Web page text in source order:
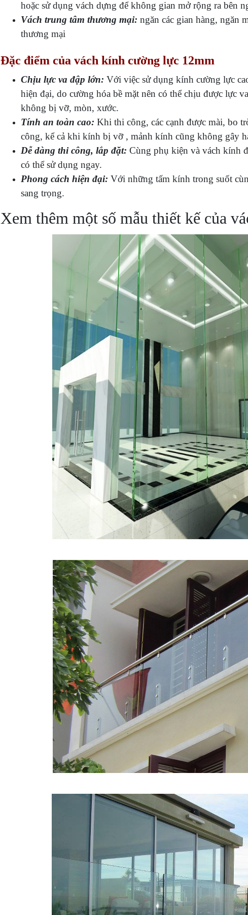
hoặc sử dụng vách dựng để không gian mở rộng ra bên
Vách trung tâm thương mại: ngăn các gian hàng, ngăn
thương mại
Đặc điểm của vách kính cường lực 12mm
Chịu lực va đập lớn: Với việc sử dụng kính cường lực
hiện đại, do cường hóa bề mặt nên có thể chịu được lực
không bị vỡ, mòn, xước.
Tính an toàn cao: Khi thi công, các cạnh được mài, bo
công, kể cả khi kính bị vỡ , mảnh kính cũng không gây
Dễ dàng thi công, lắp đặt: Cùng phụ kiện và vách kính
có thể sử dụng ngay.
Phong cách hiện đại: Với những tấm kính trong suốt
sang trọng.
Xem thêm một số mẫu thiết kế của